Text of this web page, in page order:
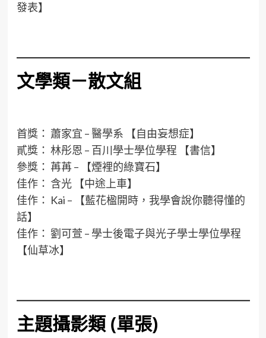
發表】
文學類－散文組
首獎： 蕭家宜 – 醫學系 【自由妄想症】
貳獎： 林彤恩 – 百川學士學位學程 【書信】
參獎： 苒苒 – 【煙裡的綠寶石】
佳作： 含光 【中途上車】
佳作： Kai – 【藍花楹開時，我學會說你聽得懂的
話】
佳作： 劉可萱 – 學士後電子與光子學士學位學程
【仙草冰】
主題攝影類 (單張)